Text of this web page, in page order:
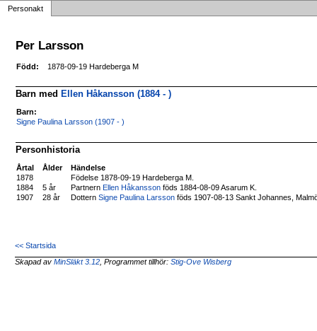
Personakt
Per Larsson
Född: 1878-09-19 Hardeberga M
Barn med Ellen Håkansson (1884 - )
Barn:
Signe Paulina Larsson (1907 - )
Personhistoria
Årtal Ålder
Händelse
1878
Födelse 1878-09-19 Hardeberga M.
1884
5 år PartnernEllen Håkansson föds 1884-08-09 Asarum K.
1907
28 år DotternSigne Paulina Larsson föds 1907-08-13 Sankt Johannes,
<< Startsida
Skapad avMinSläkt 3.12 , Programmet tillhör:Stig-Ove Wisberg